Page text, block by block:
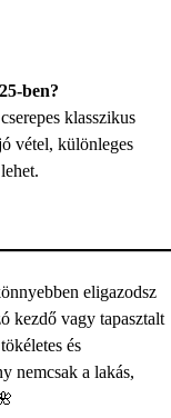
ben?
klasszikus
vétel, különleges
eligazodsz
kezdő vagy tapasztalt
és
nemcsak a lakás,